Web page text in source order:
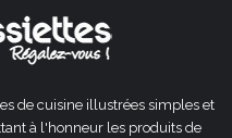
de cuisine illustrées simples et
à l'honneur les produits de